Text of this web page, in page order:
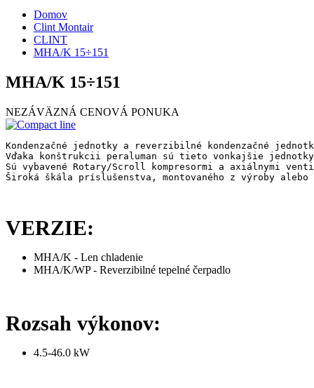
Domov
Clint Montair
CLINT
MHA/K 15÷151
MHA/K 15÷151
NEZÁVÄZNÁ CENOVÁ PONUKA
Kondenzačné jednotky a reverzibilné kondenzačné
Vďaka konštrukcii peraluman sú tieto vonkajšie
Sú vybavené Rotary/Scroll kompresormi a axiálnymi
Široká škála príslušenstva, montovaného z výroby
VERZIE:
MHA/K - Len chladenie
MHA/K/WP - Reverzibilné tepelné čerpadlo
Rozsah výkonov:
4.5-46.0 kW